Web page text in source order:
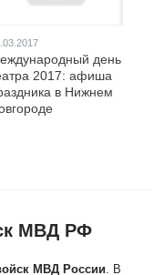
день
2017: афиша
в Нижнем
МВД РФ
МВД России. В